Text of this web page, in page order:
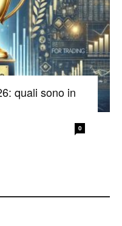
quali sono in
0